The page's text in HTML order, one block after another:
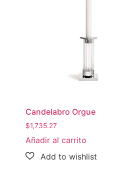
Candelabro Orgue
$1,735.27
Añadir al carrito